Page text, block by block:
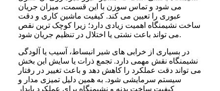
می شود و تماس سوزن با این قسمت، میزان جریان
عبوری را تعیین می کند. کیفیت ماشین کاری و دقت
ساخت نشیمنگاه اهمیت زیادی دارد؛ زیرا کوچک ترین نقص
می تواند باعث نشتی یا اختلال در تنظیم جریان شود.
در بسیاری از خرابی های شیر انبساط، آسیب یا آلودگی
نشیمنگاه نقش مهمی دارد. تجمع ذرات یا سایش این بخش
می تواند دقت عملکرد را کاهش دهد و باعث تغییر در رفتار
سیستم سرمایشی شود. به همین دلیل تمیزی مدار و
کیفیت ساخت بدنه و نشیمنگاه برای عملکرد پایدار